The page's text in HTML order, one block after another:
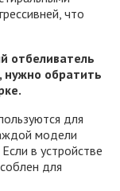
что
отбеливатель
нужно обратить
для
модели
в устройстве
для